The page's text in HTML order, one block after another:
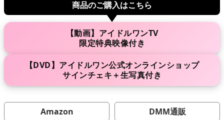
▶新作
制作中
商品のご購入はこちら
【動画】アイドルワンTV
限定特典映像付き
【DVD】アイドルワン公式オンラインショップ
サインチェキ＋生写真付き
Amazon DMM通販